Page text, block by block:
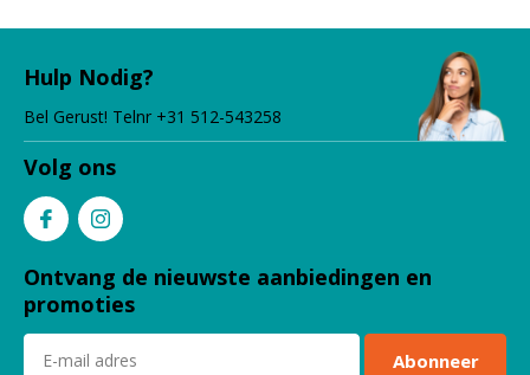
glans. Voor elk haartype en huidtype zijn baardproducten
te verkrijgen.
Stap voor stap de producten
voor jouw baard besproken
Stap 1: houd je baard op lengte
Allereerst is het belangrijk dat je ervoor zorgt dat je
baard de lengte heeft waar jij tevreden over bent. Een
lange baard heeft natuurlijk andere verzorging nodig dan
een korte baard. Om je baard op de juiste lengte te
Hulp Nodig?
Bel Gerust! Telnr +31 512-543258
Volg ons
Ontvang de nieuwste aanbiedingen en
promoties
Abonneer